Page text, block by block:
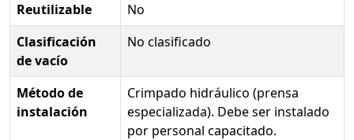
Reutilizable
No
Clasificación
de vacío
No clasificado
Método de
instalación
Crimpado hidráulico (prensa
especializada). Debe ser instalado
por personal capacitado.